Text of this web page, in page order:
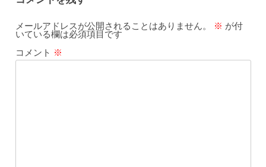
メールアドレスが公開されることはありません。 ※ が付
いている欄は必須項目です
コメント ※